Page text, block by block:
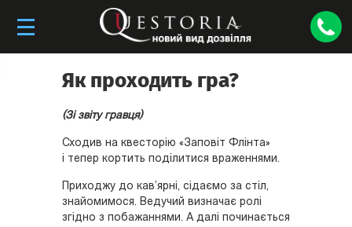
Як проходить гра?
(Зі звіту гравця)
Сходив на квесторію «Заповіт Флінта»
і тепер кортить поділитися враженнями.
Приходжу до кав’ярні, сідаємо за стіл,
знайомимося. Ведучий визначає ролі
згідно з побажаннями. А далі починається